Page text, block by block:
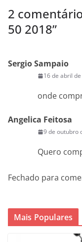
2
50 2018”
Sergio Sampaio
16 de abril
onde
Angelica Feitosa
9 de outubro
Quero
Fechado para
Mais Populares